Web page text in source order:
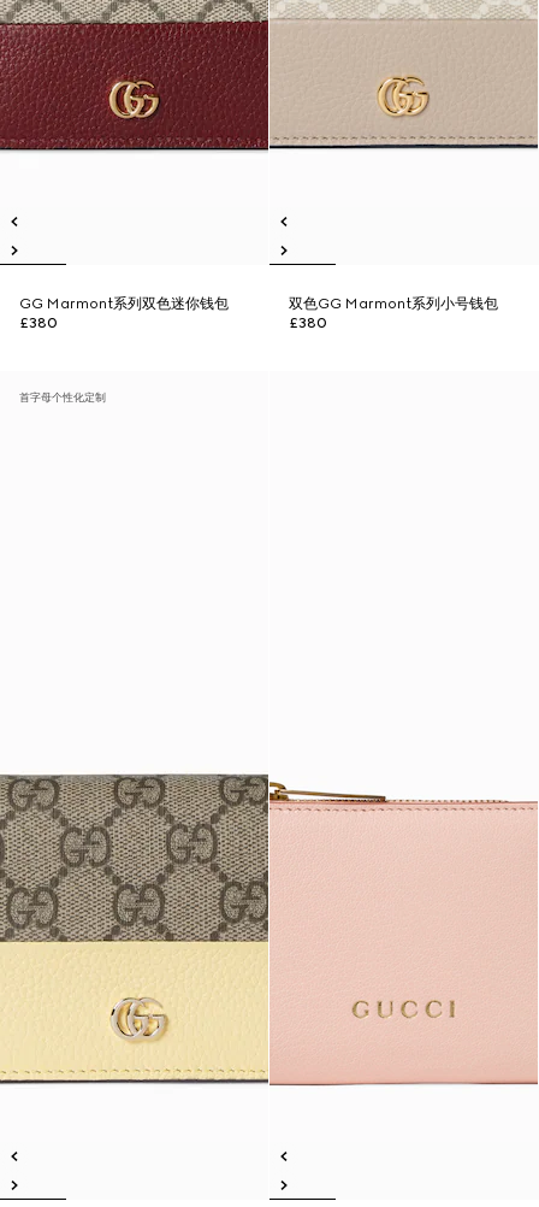
GG Marmont系列双色迷你钱包
£380
双色GG Marmont系列小号钱包
£380
首字母个性化定制